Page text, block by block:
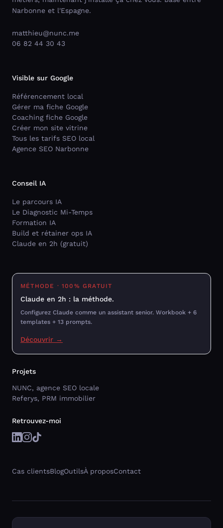
Narbonne et l'Espagne.
matthieu@nunc.me
06 82 44 30 43
Visible sur Google
Référencement local
Gérer ma fiche Google
Coaching fiche Google
Créer mon site vitrine
Tous les tarifs SEO local
Agence SEO Narbonne
Conseil IA
Le parcours IA
Le Diagnostic Mi-Temps
Formation IA
Build et rétainer ops IA
Claude en 2h (gratuit)
MÉTHODE · 100% GRATUIT
Claude en 2h : la méthode.
Configurez Claude comme un assistant senior. Workbook + 6
templates + 13 prompts.
Découvrir →
Projets
NUNC, agence SEO locale
Referys, PRM immobilier
Retrouvez-moi
Cas clientsBlogOutilsÀ proposContact